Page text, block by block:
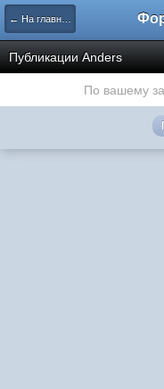
← На главную
Публикации Anders
По вашему